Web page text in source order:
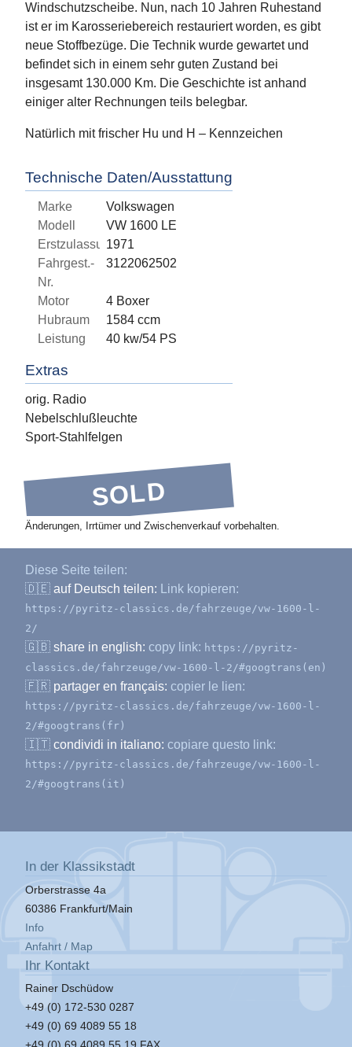
Windschutzscheibe. Nun, nach 10 Jahren Ruhestand
ist er im Karosseriebereich restauriert worden, es gibt
neue Stoffbezüge. Die Technik wurde gewartet und
befindet sich in einem sehr guten Zustand bei
insgesamt 130.000 Km. Die Geschichte ist anhand
einiger alter Rechnungen teils belegbar.
Natürlich mit frischer Hu und H – Kennzeichen
Technische Daten/Ausstattung
Marke
Volkswagen
Modell
VW 1600 LE
Erstzulassung1971
Fahrgest.-
Nr.
3122062502
Motor
4 Boxer
Hubraum
1584 ccm
Leistung
40 kw/54 PS
Extras
orig. Radio
Nebelschlußleuchte
Sport-Stahlfelgen
SOLD
Änderungen, Irrtümer und Zwischenverkauf vorbehalten.
Diese Seite teilen:
🇩🇪 auf Deutsch teilen: Link kopieren:
https://pyritz-classics.de/fahrzeuge/vw-1600-l-
2/
🇬🇧 share in english: copy link: https://pyritz-
classics.de/fahrzeuge/vw-1600-l-2/#googtrans(en)
🇫🇷 partager en français: copier le lien:
https://pyritz-classics.de/fahrzeuge/vw-1600-l-
2/#googtrans(fr)
🇮🇹 condividi in italiano: copiare questo link:
https://pyritz-classics.de/fahrzeuge/vw-1600-l-
2/#googtrans(it)
In der Klassikstadt
Orberstrasse 4a
60386 Frankfurt/Main
Info
Anfahrt / Map
Ihr Kontakt
Rainer Dschüdow
+49 (0) 172-530 0287
+49 (0) 69 4089 55 18